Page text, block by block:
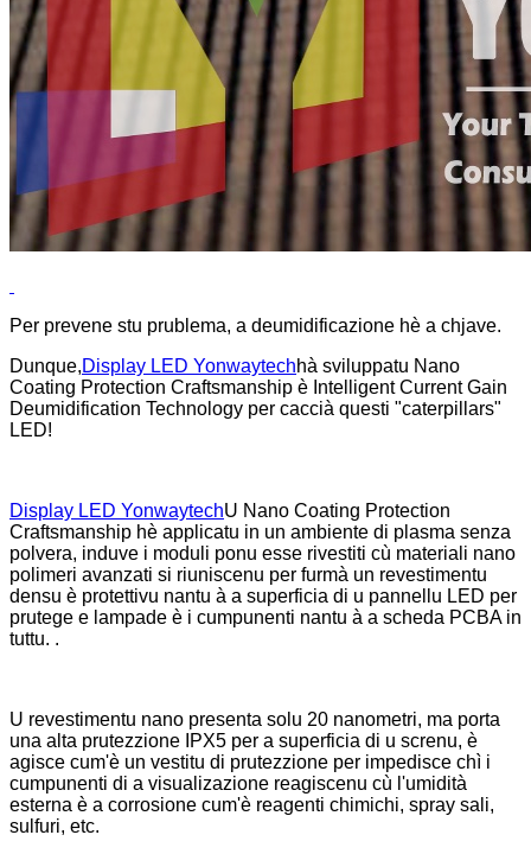
Per prevene stu prublema, a deumidificazione hè a chjave.
Dunque,Display LED Yonwaytechhà sviluppatu Nano
Coating Protection Craftsmanship è Intelligent Current Gain
Deumidification Technology per caccià questi "caterpillars"
LED!
Display LED YonwaytechU Nano Coating Protection
Craftsmanship hè applicatu in un ambiente di plasma senza
polvera, induve i moduli ponu esse rivestiti cù materiali nano
polimeri avanzati si riuniscenu per furmà un revestimentu
densu è protettivu nantu à a superficia di u pannellu LED per
prutege e lampade è i cumpunenti nantu à a scheda PCBA in
tuttu. .
U revestimentu nano presenta solu 20 nanometri, ma porta
una alta prutezzione IPX5 per a superficia di u screnu, è
agisce cum'è un vestitu di prutezzione per impedisce chì i
cumpunenti di a visualizazione reagiscenu cù l'umidità
esterna è a corrosione cum'è reagenti chimichi, spray sali,
sulfuri, etc.